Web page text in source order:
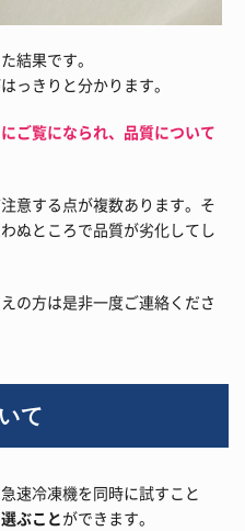
結果です。
っきりと分かります。
ご覧になられ、品質について
意する点が複数あります。そ
ぬところで品質が劣化してし
の方は是非一度ご連絡くださ
て
速冷凍機を同時に試すこと
ぶことができます。